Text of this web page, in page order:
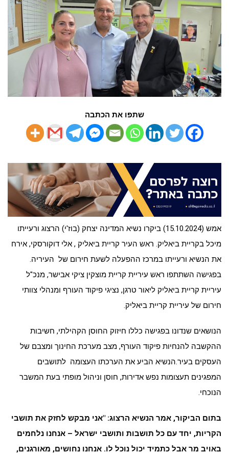
שתפו את הכתבה
אמש (15.10.2024) ביקרו נשיא המדינה יצחק (בוז'י) הרצוג ורעייתו
מיכל בקריית ביאליק. ראש העיר קריית ביאליק , אלי דוקורסקי, אירח
את הנשיא ורעייתו במרכז ההפעלה לשעת חירום של העיריה.
בפגישה השתתפו ראש עיריית קריית מוצקין ציקי אבישר, מנכ"ל
עיריית קריית ביאליק ליאור טרגן, נציגי פיקוד העורף ומנהלי צוותי
חירום של עיריית קריית ביאליק.
הנושאים שנדונו בפגישה כללו חיזוק החוסן הקהילתי, חשיבות
ההקשבה להנחיות פיקוד העורף, מצב מערכת החינוך ומצבם של
העסקים בעיר.הנשיא הביע את הערכתו העצומה לתושבים
המפגינים תעצומות נפש אדירות, חוסן וניהול מופתי בעת המשבר
הנוכחי.
בתום הביקור, אמר הנשיא הרצוג: "אני מבקש לחזק את תושבי
הקריות, יחד עם כל תושבות ותושבי ישראל – אנחנו נלחמים
באויב מר אבל כתמיד יכול נוכל לו. אנחנו נחושים, מאורגנים,